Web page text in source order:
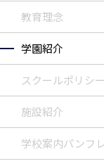
教育理念
学園紹介
スクールポリシー
施設紹介
学校案内パンフ